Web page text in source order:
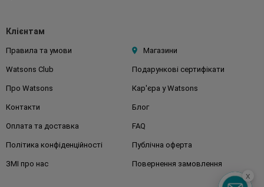
Клієнтам
Правила та умови Магазини
Watsons Club Подарункові сертифікати
Про Watsons Кар'єра у Watsons
Контакти Блог
Оплата та доставка FAQ
Політика конфіденційності Публічна оферта
ЗМІ про нас Повернення замовлення
x